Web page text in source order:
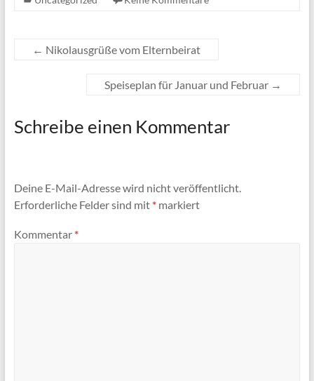
← Nikolausgrüße vom Elternbeirat
Speiseplan für Januar und Februar →
Schreibe einen Kommentar
Deine E-Mail-Adresse wird nicht veröffentlicht.
Erforderliche Felder sind mit *markiert
Kommentar *